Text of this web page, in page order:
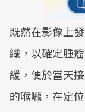
既然在影像上
織，以確定腫
緩，便於當天
的喉嚨，在定